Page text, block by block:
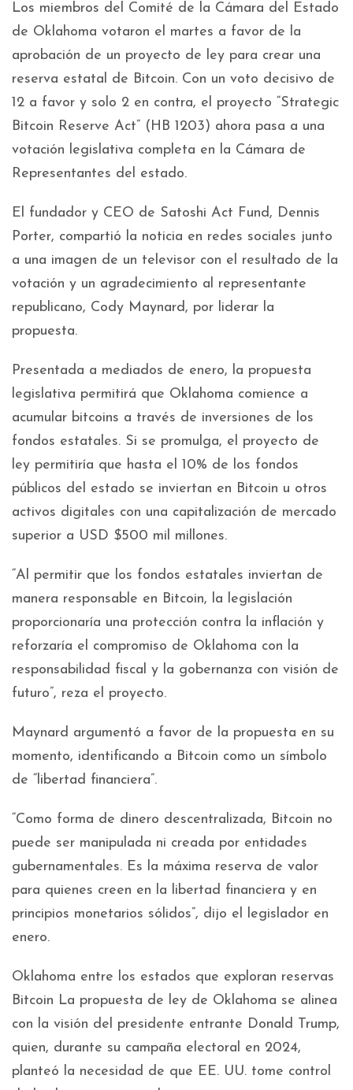
Los miembros del Comité de la Cámara del Estado
de Oklahoma votaron el martes a favor de la
aprobación de un proyecto de ley para crear una
reserva estatal de Bitcoin. Con un voto decisivo de
12 a favor y solo 2 en contra, el proyecto “Strategic
Bitcoin Reserve Act” (HB 1203) ahora pasa a una
votación legislativa completa en la Cámara de
Representantes del estado.
El fundador y CEO de Satoshi Act Fund, Dennis
Porter, compartió la noticia en redes sociales junto
a una imagen de un televisor con el resultado de la
votación y un agradecimiento al representante
republicano, Cody Maynard, por liderar la
propuesta.
Presentada a mediados de enero, la propuesta
legislativa permitirá que Oklahoma comience a
acumular bitcoins a través de inversiones de los
fondos estatales. Si se promulga, el proyecto de
ley permitiría que hasta el 10% de los fondos
públicos del estado se inviertan en Bitcoin u otros
activos digitales con una capitalización de mercado
superior a USD $500 mil millones.
“Al permitir que los fondos estatales inviertan de
manera responsable en Bitcoin, la legislación
proporcionaría una protección contra la inflación y
reforzaría el compromiso de Oklahoma con la
responsabilidad fiscal y la gobernanza con visión de
futuro”, reza el proyecto.
Maynard argumentó a favor de la propuesta en su
momento, identificando a Bitcoin como un símbolo
de “libertad financiera”.
“Como forma de dinero descentralizada, Bitcoin no
puede ser manipulada ni creada por entidades
gubernamentales. Es la máxima reserva de valor
para quienes creen en la libertad financiera y en
principios monetarios sólidos”, dijo el legislador en
enero.
Oklahoma entre los estados que exploran reservas
Bitcoin La propuesta de ley de Oklahoma se alinea
con la visión del presidente entrante Donald Trump,
quien, durante su campaña electoral en 2024,
planteó la necesidad de que EE. UU. tome control